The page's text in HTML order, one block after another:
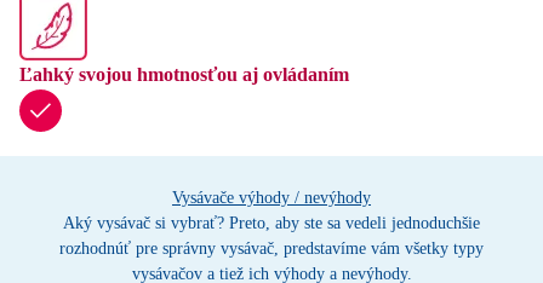
Ľahký svojou hmotnosťou aj ovládaním
Vysávače výhody / nevýhody
Aký vysávač si vybrať? Preto, aby ste sa vedeli jednoduchšie
rozhodnúť pre správny vysávač, predstavíme vám všetky typy
vysávačov a tiež ich výhody a nevýhody.